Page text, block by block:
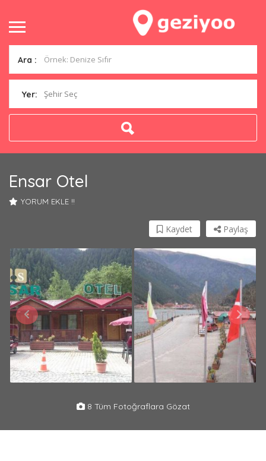
Ara :
Yer: Şehir Seç
Ensar Otel
YORUM EKLE !!
Paylaş
Kaydet
8 Tüm Fotoğraflara Gözat